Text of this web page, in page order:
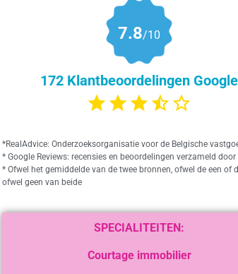
7.8/10
172 Klantbeoordelingen Google
*RealAdvice: Onderzoeksorganisatie voor de Belgische
* Google Reviews: recensies en beoordelingen verzameld door
* Ofwel het gemiddelde van de twee bronnen, ofwel de een of
ofwel geen van beide
SPECIALITEITEN:
Courtage immobilier